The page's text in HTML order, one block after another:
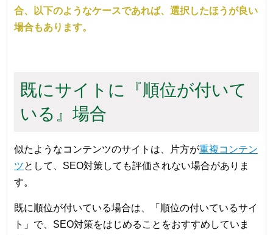
合、以下のようなケースであれば、選択したほうが良い
場合もあります。
既にサイトに『順位が付いて
いる』場合
似たようなコンテンツのサイトは、片方が重複コンテン
ツとして、SEO対策しても評価されない場合がありま
す。
既に順位が付いている場合は、「順位の付いているサイ
ト」で、SEO対策をはじめることをおすすめしていま